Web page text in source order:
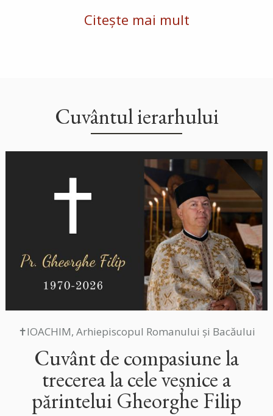
Citește mai mult
Cuvântul ierarhului
✝IOACHIM, Arhiepiscopul Romanului și Bacăului
Cuvânt de compasiune la
trecerea la cele veșnice a
părintelui Gheorghe Filip